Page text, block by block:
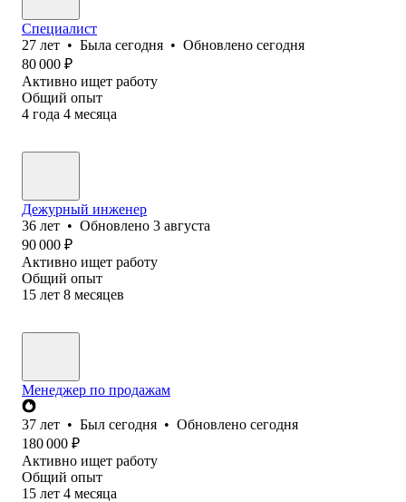
Специалист
27 лет • Была сегодня • Обновлено сегодня
80 000 ₽
Активно ищет работу
Общий опыт
4 года 4 месяца
Дежурный инженер
36 лет • Обновлено 3 августа
90 000 ₽
Активно ищет работу
Общий опыт
15 лет 8 месяцев
Менеджер по продажам
37 лет • Был сегодня • Обновлено сегодня
180 000 ₽
Активно ищет работу
Общий опыт
15 лет 4 месяца